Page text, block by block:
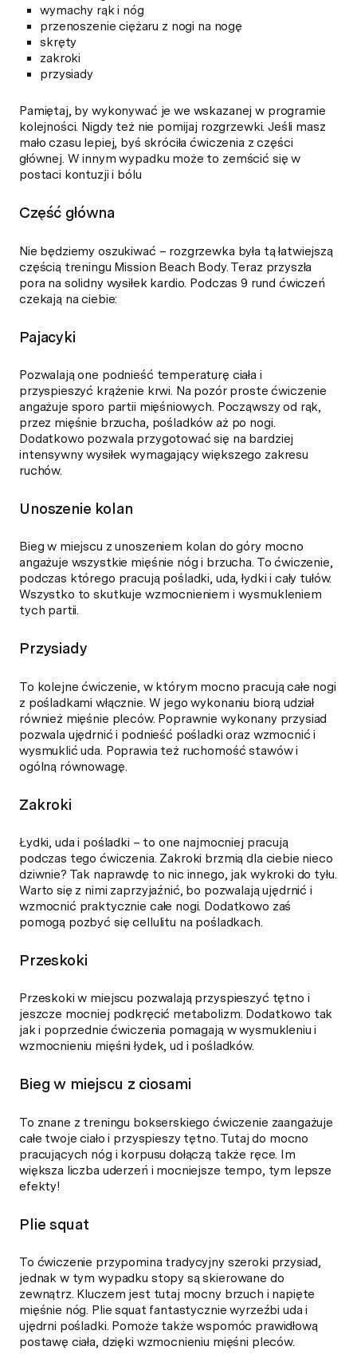
wymachy rąk i nóg
przenoszenie ciężaru z nogi na nogę
skręty
zakroki
przysiady
Pamiętaj, by wykonywać je we wskazanej w programie
kolejności. Nigdy też nie pomijaj rozgrzewki. Jeśli masz
mało czasu lepiej, byś skróciła ćwiczenia z części
głównej. W innym wypadku może to zemścić się w
postaci kontuzji i bólu
Część główna
Nie będziemy oszukiwać – rozgrzewka była tą łatwiejszą
częścią treningu Mission Beach Body. Teraz przyszła
pora na solidny wysiłek kardio. Podczas 9 rund ćwiczeń
czekają na ciebie:
Pajacyki
Pozwalają one podnieść temperaturę ciała i
przyspieszyć krążenie krwi. Na pozór proste ćwiczenie
angażuje sporo partii mięśniowych. Począwszy od rąk,
przez mięśnie brzucha, pośladków aż po nogi.
Dodatkowo pozwala przygotować się na bardziej
intensywny wysiłek wymagający większego zakresu
ruchów.
Unoszenie kolan
Bieg w miejscu z unoszeniem kolan do góry mocno
angażuje wszystkie mięśnie nóg i brzucha. To ćwiczenie,
podczas którego pracują pośladki, uda, łydki i cały tułów.
Wszystko to skutkuje wzmocnieniem i wysmukleniem
tych partii.
Przysiady
To kolejne ćwiczenie, w którym mocno pracują całe nogi
z pośladkami włącznie. W jego wykonaniu biorą udział
również mięśnie pleców. Poprawnie wykonany przysiad
pozwala ujędrnić i podnieść pośladki oraz wzmocnić i
wysmuklić uda. Poprawia też ruchomość stawów i
ogólną równowagę.
Zakroki
Łydki, uda i pośladki – to one najmocniej pracują
podczas tego ćwiczenia. Zakroki brzmią dla ciebie nieco
dziwnie? Tak naprawdę to nic innego, jak wykroki do tyłu.
Warto się z nimi zaprzyjaźnić, bo pozwalają ujędrnić i
wzmocnić praktycznie całe nogi. Dodatkowo zaś
pomogą pozbyć się cellulitu na pośladkach.
Przeskoki
Przeskoki w miejscu pozwalają przyspieszyć tętno i
jeszcze mocniej podkręcić metabolizm. Dodatkowo tak
jak i poprzednie ćwiczenia pomagają w wysmukleniu i
wzmocnieniu mięśni łydek, ud i pośladków.
Bieg w miejscu z ciosami
To znane z treningu bokserskiego ćwiczenie zaangażuje
całe twoje ciało i przyspieszy tętno. Tutaj do mocno
pracujących nóg i korpusu dołączą także ręce. Im
większa liczba uderzeń i mocniejsze tempo, tym lepsze
efekty!
Plie squat
To ćwiczenie przypomina tradycyjny szeroki przysiad,
jednak w tym wypadku stopy są skierowane do
zewnątrz. Kluczem jest tutaj mocny brzuch i napięte
mięśnie nóg. Plie squat fantastycznie wyrzeźbi uda i
ujędrni pośladki. Pomoże także wspomóc prawidłową
postawę ciała, dzięki wzmocnieniu mięśni pleców.